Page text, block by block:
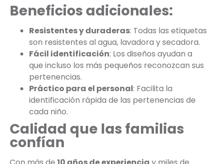
Beneficios adicionales:
Resistentes y duraderas: Todas las etiquetas
son resistentes al agua, lavadora y secadora.
Fácil identificación: Los diseños ayudan a
que incluso los más pequeños reconozcan sus
pertenencias.
Práctico para el personal: Facilita la
identificación rápida de las pertenencias de
cada niño.
Calidad que las familias
confían